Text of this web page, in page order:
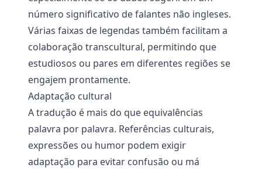
número significativo de falantes não ingleses.
Várias faixas de legendas também facilitam a
colaboração transcultural, permitindo que
estudiosos ou pares em diferentes regiões se
engajem prontamente.
Adaptação cultural
A tradução é mais do que equivalências
palavra por palavra. Referências culturais,
expressões ou humor podem exigir
adaptação para evitar confusão ou má